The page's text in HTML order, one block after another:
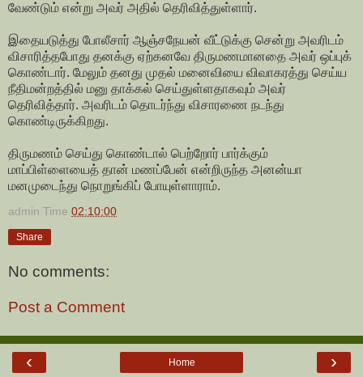
வேண்டும் என்று அவர் அதில் தெரிவித்துள்ளார்.
இதையடுத்து போலீசார் ஆஞ்சநேயன் வீட்டுக்கு சென்று அவரிடம்
விசாரித்தபோது தனக்கு ஏற்கனவே திருமணமானதை அவர் ஒப்புக்
கொண்டார். மேலும் தனது முதல் மனைவியை விவாகரத்து செய்ய
நீதிமன்றத்தில் மனு தாக்கல் செய்துள்ளதாகவும் அவர்
தெரிவித்தார். அவரிடம் தொடர்ந்து விசாரணை நடந்து
கொண்டிருக்கிறது.
திருமணம் செய்து கொண்டால் பெற்றோர் பார்க்கும்
மாப்பிள்ளையைத் தான் மணப்பேன் என்றிருந்த அனன்யா
மனமுடைந்து நொறுங்கிப் போயுள்ளாராம்.
admin Time 02:10:00
Share
No comments:
Post a Comment
‹ ›
Home